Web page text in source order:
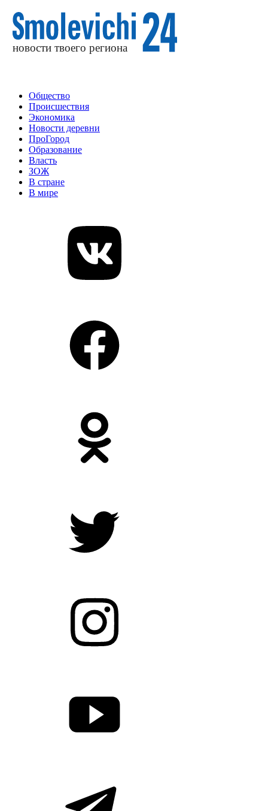
Общество
Происшествия
Экономика
Новости деревни
ПроГород
Образование
Власть
ЗОЖ
В стране
В мире